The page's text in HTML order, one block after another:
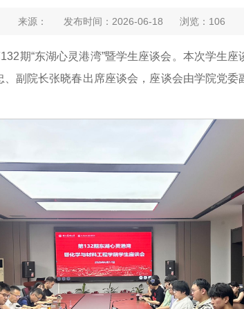
来源： 发布时间：2026-06-18 浏览： 106
期“东湖心灵港湾”暨学生座谈会。本次学生
副院长张晓春出席座谈会，座谈会由学院党